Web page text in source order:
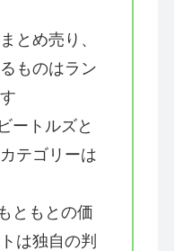
とめ売り、
ものはラン
ートルズと
テゴリーは
ともとの価
は独自の判